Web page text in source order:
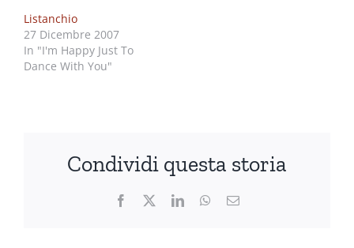
Listanchio
27 Dicembre 2007
In "I'm Happy Just To
Dance With You"
Condividi questa storia
Facebook LinkedInWhatsApp
Email